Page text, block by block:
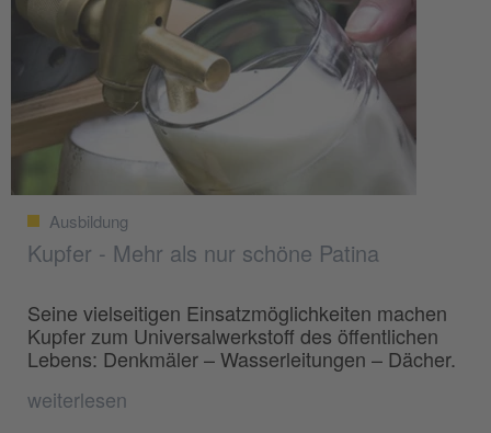
Ausbildung
Kupfer - Mehr als nur schöne Patina
Seine vielseitigen Einsatzmöglichkeiten machen
Kupfer zum Universalwerkstoff des öffentlichen
Lebens: Denkmäler – Wasserleitungen – Dächer.
weiterlesen